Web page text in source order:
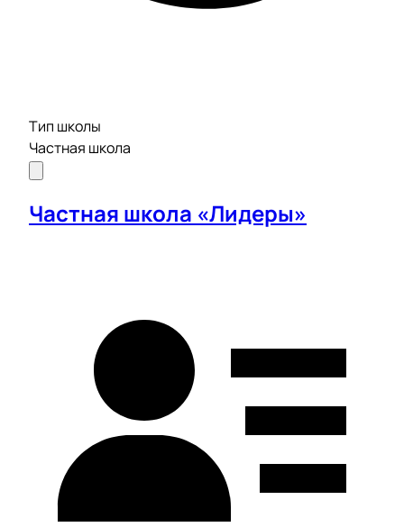
Тип школы
Частная школа
Частная школа «Лидеры»